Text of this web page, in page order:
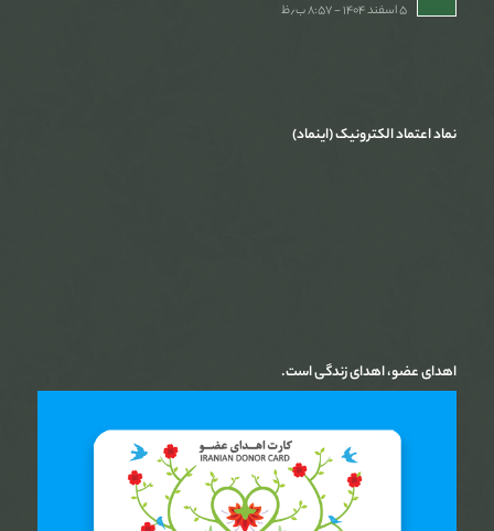
۵ اسفند ۱۴۰۴ - ۸:۵۷ ب٫ظ
نماد اعتماد الکترونیک (اینماد)
اهدای عضو، اهدای زندگی است.